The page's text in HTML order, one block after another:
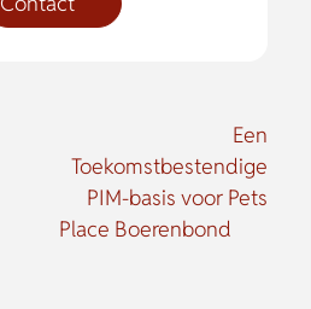
Een
Toekomstbestendige
PIM-basis voor Pets
Place Boerenbond